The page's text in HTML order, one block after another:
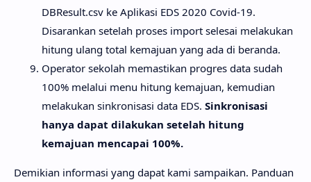
DBResult.csv ke Aplikasi EDS 2020 Covid-19.
Disarankan setelah proses import selesai melakukan
hitung ulang total kemajuan yang ada di beranda.
Operator sekolah memastikan progres data sudah
100% melalui menu hitung kemajuan, kemudian
melakukan sinkronisasi data EDS. Sinkronisasi
hanya dapat dilakukan setelah hitung
kemajuan mencapai 100%.
Demikian informasi yang dapat kami sampaikan. Panduan